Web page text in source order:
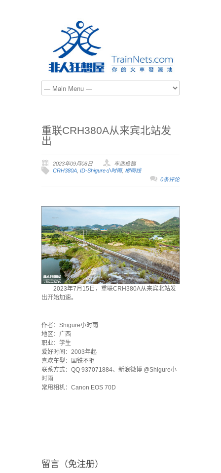
重联CRH380A从来宾北站发
出
2023年09月08日
车迷投稿
CRH380A, ID-Shigure小时雨, 柳南线
0条评论
2023年7月15日，重联CRH380A从来宾北站发
出开始加速。
作者：Shigure小时雨
地区：广西
职业：学生
爱好时间：2003年起
喜欢车型：国铁不拒
联系方式：QQ 937071884、新浪微博 @Shigure小
时雨
常用相机：Canon EOS 70D
留言（免注册）